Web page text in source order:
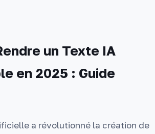
un Texte IA
en 2025 : Guide
a révolutionné la création de